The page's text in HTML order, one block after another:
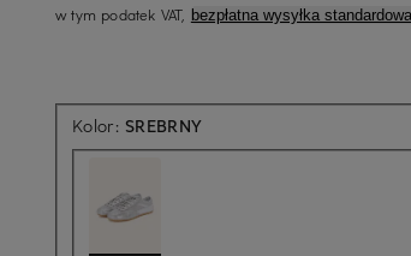
w tym podatek VAT, bezpłatna wysyłka
Kolor: SREBRNY